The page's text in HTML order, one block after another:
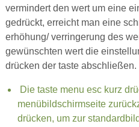
vermindert den wert um eine
gedrückt, erreicht man eine
erhöhung/ verringerung des
gewünschten wert die
drücken der taste abschließen.
Die taste menu esc kurz
menübildschirmseite
drücken, um zur